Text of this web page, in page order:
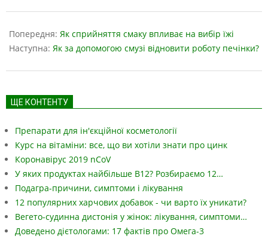
05-
18
Попередня: Як сприйняття смаку впливає на вибір їжі
Наступна: Як за допомогою смузі відновити роботу печінки?
ЩЕ КОНТЕНТУ
Препарати для ін'єкційної косметології
Курс на вітаміни: все, що ви хотіли знати про цинк
Коронавірус 2019 nCoV
У яких продуктах найбільше B12? Розбираємо 12…
Подагра-причини, симптоми і лікування
12 популярних харчових добавок - чи варто їх уникати?
Вегето-судинна дистонія у жінок: лікування, симптоми…
Доведено дієтологами: 17 фактів про Омега-3